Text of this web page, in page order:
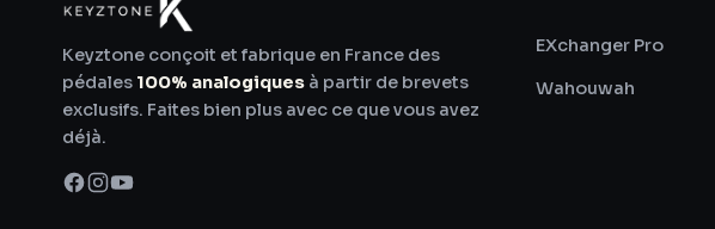
Keyztone conçoit et fabrique en France des
pédales 100% analogiques à partir de brevets
exclusifs. Faites bien plus avec ce que vous avez
déjà.
EXchanger Pro
Wahouwah